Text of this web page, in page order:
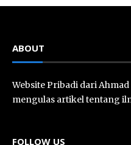
ABOUT
Website Pribadi dari
mengulas artikel tentang
FOLLOW US